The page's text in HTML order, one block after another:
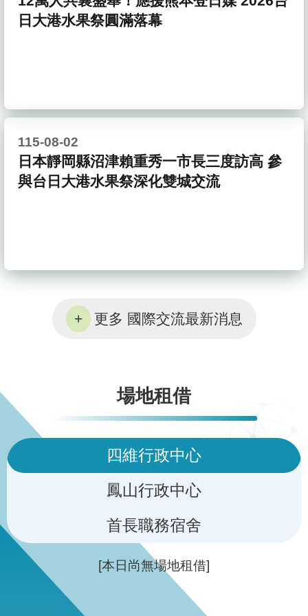
日大港水果祭圓滿落幕
115-08-02
日本靜岡縣沼津賴重秀一市長三度訪高 參
與台日大港水果祭深化雙城交流
更多 國際交流最新消息
場地租借
四維行政中心
鳳山行政中心
首長職務宿舍
[本日尚無場地租借]